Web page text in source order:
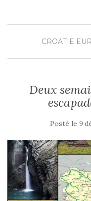
CROATIE
Deux
Posté le 9